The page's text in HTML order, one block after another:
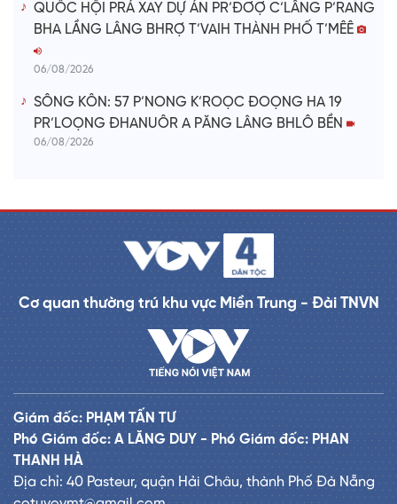
QUỐC HỘI PRÁ XAY DỰ ÁN PR’ĐƠỢ C’LÂNG P’RANG
BHA LẦNG LÂNG BHRỢ T’VAIH THÀNH PHỐ T’MÊÊ
06/08/2026
SÔNG KÔN: 57 P’NONG K’ROỌC ĐOỌNG HA 19
PR’LOỌNG ĐHANUÔR A PĂNG LÂNG BHLÔ BỀN
06/08/2026
Cơ quan thường trú khu vực Miền Trung - Đài TNVN
Giám đốc: PHẠM TẤN TƯ
Phó Giám đốc: A LĂNG DUY - Phó Giám đốc: PHAN
THANH HÀ
Địa chỉ: 40 Pasteur, quận Hải Châu, thành Phố Đà Nẵng